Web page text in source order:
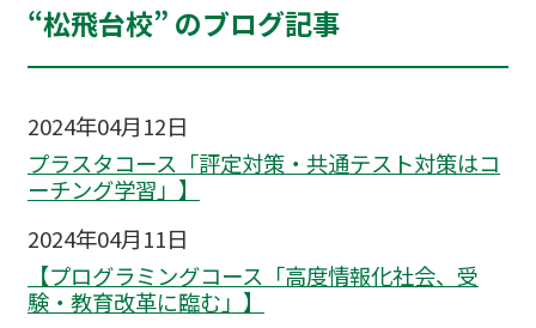
“松飛台校” のブログ記事
2024年04月12日
プラスタコース「評定対策・共通テスト対策はコ
ーチング学習」】
2024年04月11日
【プログラミングコース「高度情報化社会、受
験・教育改革に臨む」】